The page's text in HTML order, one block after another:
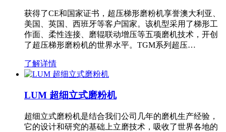
获得了CE和国家证书，超压梯形磨粉机享誉澳大利亚、
美国、英国、西班牙等客户国家。该机型采用了梯形工
作面、柔性连接、磨辊联动增压等五项磨机技术，开创
了超压梯形磨粉机的世界水平。TGM系列超压…
了解详情
LUM 超细立式磨粉机
超细立式磨粉机是结合我们公司几年的磨机生产经验，
它的设计和研究的基础上立磨技术，吸收了世界各地的